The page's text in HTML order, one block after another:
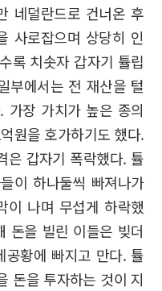
네덜란드로 건너온 후
사로잡으며 상당히 인
록 치솟자 갑자기 튤립
부에서는 전 재산을 털
가장 가치가 높은 종의
원을 호가하기도 했다.
은 갑자기 폭락했다. 튤
이 하나둘씩 빠져나가
이 나며 무섭게 하락했
돈을 빌린 이들은 빚더
공황에 빠지고 만다. 튤
돈을 투자하는 것이 지